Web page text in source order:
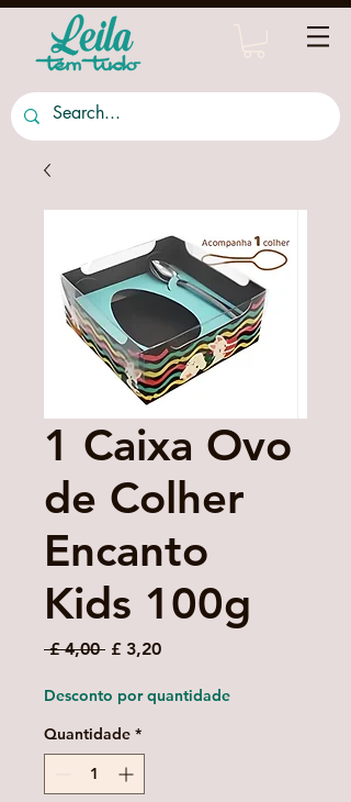
1 Caixa Ovo
de Colher
Encanto
Kids 100g
£ 4,00 Preço
£ 3,20Preço
Desconto por quantidade
Quantidade *